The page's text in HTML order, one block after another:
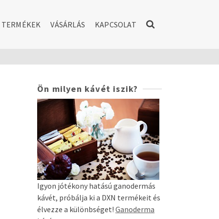
TERMÉKEK VÁSÁRLÁS KAPCSOLAT
Ön milyen kávét iszik?
Igyon jótékony hatású ganodermás
kávét, próbálja ki a DXN termékeit és
élvezze a különbséget! Ganoderma